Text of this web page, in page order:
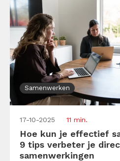
Samenwerken
17-10-2025 11 min.
Hoe kun je effectief
9 tips verbeter je
samenwerkingen